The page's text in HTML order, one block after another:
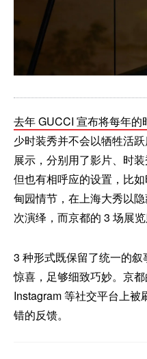
去年 GUCCI 宣布将每年的
少时装秀并不会以牺牲活
展示，分别用了影片、时
但也有相呼应的设置，比
甸园情节，在上海大秀以
次演绎，而京都的 3 场展览
3 种形式既保留了统一的
惊喜，足够细致巧妙。京
Instagram 等社交平台上
错的反馈。